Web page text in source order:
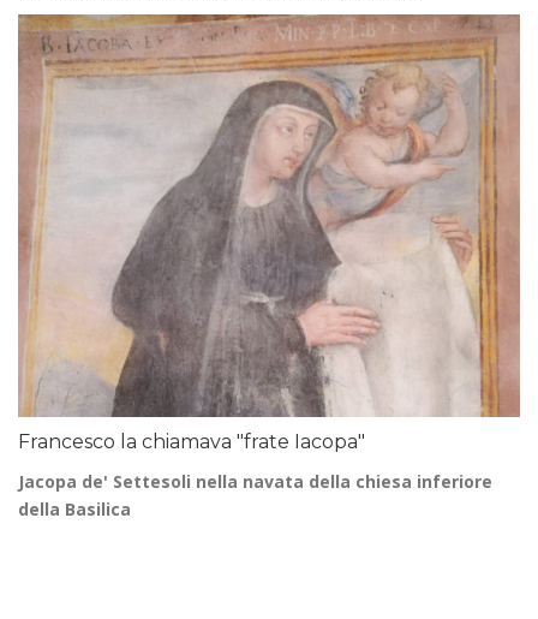
Francesco la chiamava "frate Iacopa"
Jacopa de' Settesoli nella navata della chiesa inferiore
della Basilica